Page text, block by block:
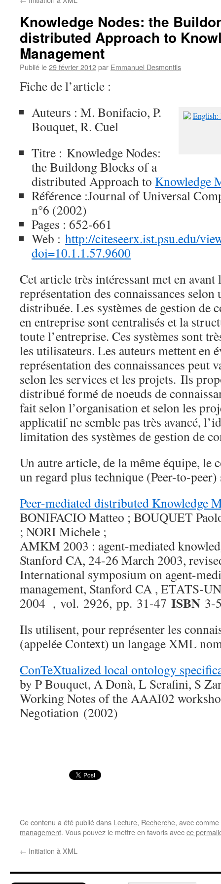
Knowledge Nodes: the
distributed Approach to
Management
Publié le29 février 2012par Emmanuel Desmontils
Fiche de l’article :
Auteurs : M. Bonifacio, P.
Bouquet, R. Cuel
Titre : Knowledge Nodes:
the Buildong Blocks of a
distributed Approach to Knowledge
Référence :Journal of Universal
n°6 (2002)
Pages : 652-661
Web : http://citeseerx.ist.psu.edu/
doi=10.1.1.57.9600
Cet article très intéressant met en
représentation des connaissances selon
distribuée. Les systèmes de gestion de
en entreprise sont centralisés et la
toute l’entreprise. Ces systèmes sont
les utilisateurs. Les auteurs mettent en
représentation des connaissances peut
selon les services et les projets. Ils
distribué formé de noeuds de
fait selon l’organisation et selon les
applicatif ne semble pas très avancé,
limitation des systèmes de gestion de
Un autre article, de la même équipe, le
un regard plus technique (Peer-to-
Peer-mediated distributed Knowledge
BONIFACIO Matteo ; BOUQUET
; NORI Michele ;
AMKM 2003 : agent-mediated
Stanford CA, 24-26 March 2003,
International symposium on agent-
management, Stanford CA , ETATS-
2004 , vol. 2926, pp. 31-47 ISBN 3-
Ils utilisent, pour représenter les
(appelée Context) un langage XML
ConTeXtualized local ontology
by P Bouquet, A Donà, L Serafini, S
Working Notes of the AAAI02
Negotiation (2002)
Ce contenu a été publié dans Lecture, Recherche, avec
management. Vous pouvez le mettre en favoris avecce
← Initiation à XML